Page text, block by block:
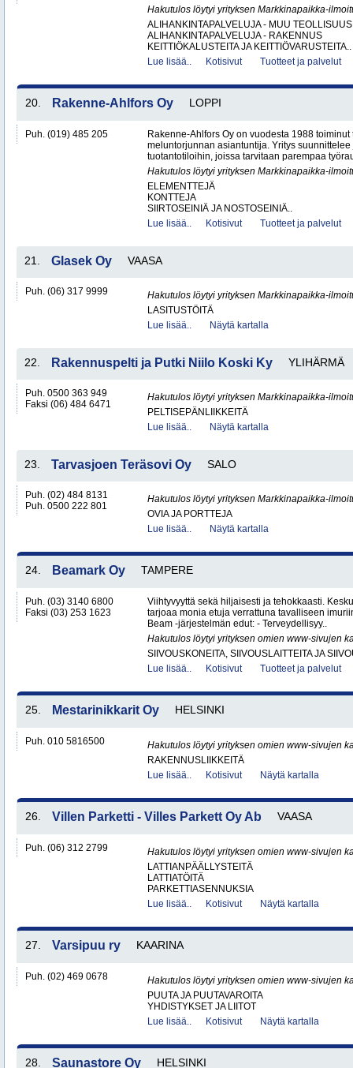
Hakutulos löytyi yrityksen Markkinapaikka-
ALIHANKINTAPALVELUJA - MUU TEOLLISUUS
ALIHANKINTAPALVELUJA - RAKENNUS
KEITTIÖKALUSTEITA JA KEITTIÖVARUSTEITA..
Lue lisää..
Kotisivut Tuotteet ja palvelut
20. Rakenne-Ahlfors Oy LOPPI
Puh. (019) 485 205
Rakenne-Ahlfors Oy on vuodesta 1988
meluntorjunnan asiantuntija. Yritys
tuotantotiloihin, joissa tarvitaan parempaa
Hakutulos löytyi yrityksen Markkinapaikka-
ELEMENTTEJÄ
KONTTEJA
SIIRTOSEINIÄ JA NOSTOSEINIÄ..
Lue lisää..
Kotisivut Tuotteet ja palvelut
21. Glasek Oy VAASA
Puh. (06) 317 9999
Hakutulos löytyi yrityksen Markkinapaikka-
LASITUSTÖITÄ
Lue lisää..
Näytä kartalla
22. Rakennuspelti ja Putki Niilo Koski Ky YLIHÄRMÄ
Puh. 0500 363 949
Faksi (06) 484 6471
Hakutulos löytyi yrityksen Markkinapaikka-
PELTISEPÄNLIIKKEITÄ
Lue lisää..
Näytä kartalla
23. Tarvasjoen Teräsovi Oy SALO
Puh. (02) 484 8131
Puh. 0500 222 801
Hakutulos löytyi yrityksen Markkinapaikka-
OVIA JA PORTTEJA
Lue lisää..
Näytä kartalla
24. Beamark Oy TAMPERE
Puh. (03) 3140 6800
Faksi (03) 253 1623
Viihtyvyyttä sekä hiljaisesti ja tehokkaasti.
tarjoaa monia etuja verrattuna tavalliseen
Beam -järjestelmän edut: - Terveydellisyy..
Hakutulos löytyi yrityksen omien www-sivujen
SIIVOUSKONEITA, SIIVOUSLAITTEITA JA
Lue lisää..
Kotisivut Tuotteet ja palvelut
25. Mestarinikkarit Oy HELSINKI
Puh. 010 5816500
Hakutulos löytyi yrityksen omien www-sivujen
RAKENNUSLIIKKEITÄ
Lue lisää..
Kotisivut Näytä kartalla
26. Villen Parketti - Villes Parkett Oy Ab VAASA
Puh. (06) 312 2799
Hakutulos löytyi yrityksen omien www-sivujen
LATTIANPÄÄLLYSTEITÄ
LATTIATÖITÄ
PARKETTIASENNUKSIA
Lue lisää..
Kotisivut Näytä kartalla
27. Varsipuu ry KAARINA
Puh. (02) 469 0678
Hakutulos löytyi yrityksen omien www-sivujen
PUUTA JA PUUTAVAROITA
YHDISTYKSET JA LIITOT
Lue lisää..
Kotisivut Näytä kartalla
28. Saunastore Oy HELSINKI